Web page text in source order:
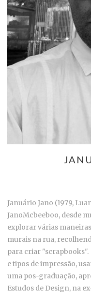
Januário Jano (1979,
JanoMcbeeboo, desde
explorar várias
murais na rua,
para criar
e tipos de impressão,
uma pos-graduação,
Estudos de Design, na